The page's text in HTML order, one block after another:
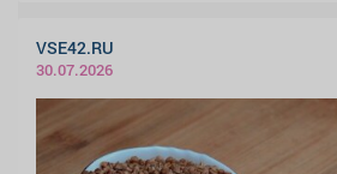
VSE42.RU
30.07.2026